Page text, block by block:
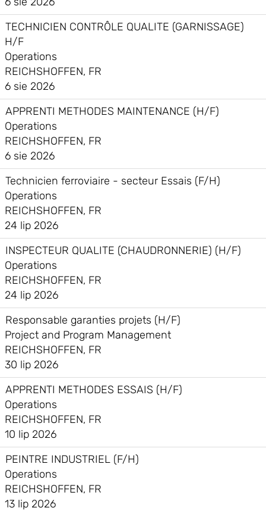
TECHNICIEN CONTRÔLE QUALITE (GARNISSAGE)
H/F
Operations
REICHSHOFFEN, FR
6 sie 2026
APPRENTI METHODES MAINTENANCE (H/F)
Operations
REICHSHOFFEN, FR
6 sie 2026
Technicien ferroviaire - secteur Essais (F/H)
Operations
REICHSHOFFEN, FR
24 lip 2026
INSPECTEUR QUALITE (CHAUDRONNERIE) (H/F)
Operations
REICHSHOFFEN, FR
24 lip 2026
Responsable garanties projets (H/F)
Project and Program Management
REICHSHOFFEN, FR
30 lip 2026
APPRENTI METHODES ESSAIS (H/F)
Operations
REICHSHOFFEN, FR
10 lip 2026
PEINTRE INDUSTRIEL (F/H)
Operations
REICHSHOFFEN, FR
13 lip 2026